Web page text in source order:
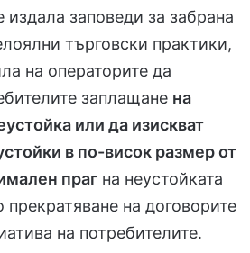
заповеди за забрана
търговски практики,
на операторите да
заплащане на
или да изискват
в по-висок размер от
праг на неустойката
прекратяване на договорите
на потребителите.